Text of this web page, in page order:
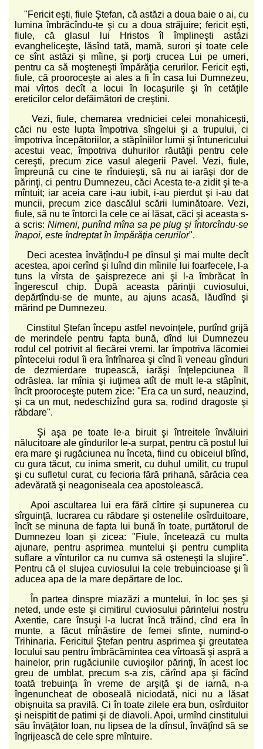
"Fericit eşti, fiule Ştefan, că astăzi a doua baie o ai, cu
lumina îmbrăcîndu-te şi cu a doua străjuire; fericit eşti,
fiule, că glasul lui Hristos îl împlineşti astăzi
evangheliceşte, lăsînd tată, mamă, surori şi toate cele
ce sînt astăzi şi mîine, şi porţi crucea Lui pe umeri,
pentru ca să moşteneşti împărăţia cerurilor. Fericit eşti,
fiule, că prooroceşte ai ales a fi în casa lui Dumnezeu,
mai vîrtos decît a locui în locaşurile şi în cetăţile
ereticilor celor defăimători de creştini.
Vezi, fiule, chemarea vredniciei celei monahiceşti,
căci nu este lupta împotriva sîngelui şi a trupului, ci
împotriva începătoriilor, a stăpîniilor lumii şi întunericului
acestui veac, împotriva duhurilor răutăţii pentru cele
cereşti, precum zice vasul alegerii Pavel. Vezi, fiule,
împreună cu cine te rînduieşti, să nu ai iarăşi dor de
părinţi, ci pentru Dumnezeu, căci Acesta te-a zidit şi te-a
mîntuit; iar aceia care i-au iubit, i-au pierdut şi i-au dat
muncii, precum zice dascălul scării luminătoare. Vezi,
fiule, să nu te întorci la cele ce ai lăsat, căci şi aceasta s-
a scris: Nimeni, punînd mîna sa pe plug şi întorcîndu-se
înapoi, este îndreptat în împărăţia cerurilor".
Deci acestea învăţîndu-l pe dînsul şi mai multe decît
acestea, apoi cerînd şi luînd din mîinile lui foarfecele, l-a
tuns la vîrsta de şaisprezece ani şi l-a îmbrăcat în
îngerescul chip. După aceasta părinţii cuviosului,
depărtîndu-se de munte, au ajuns acasă, lăudînd şi
mărind pe Dumnezeu.
Cinstitul Ştefan începu astfel nevoinţele, purtînd grijă
de merindele pentru fapta bună, dînd lui Dumnezeu
rodul cel potrivit al fiecărei vremi. Iar împotriva lăcomiei
pîntecelui rodul îi era înfrînarea şi cînd îi veneau gînduri
de dezmierdare trupească, iarăşi înţelepciunea îl
odrăslea. Iar mînia şi iuţimea atît de mult le-a stăpînit,
încît prooroceşte putem zice: "Era ca un surd, neauzind,
şi ca un mut, nedeschizînd gura sa, rodind dragoste şi
răbdare".
Şi aşa pe toate le-a biruit şi întreitele învăluiri
nălucitoare ale gîndurilor le-a surpat, pentru că postul lui
era mare şi rugăciunea nu înceta, fiind cu obiceiul blînd,
cu gura tăcut, cu inima smerit, cu duhul umilit, cu trupul
şi cu sufletul curat, cu fecioria fără prihană, sărăcia cea
adevărată şi neagoniseala cea apostolească.
Apoi ascultarea lui era fără cîrtire şi supunerea cu
sîrguinţă, lucrarea cu răbdare şi ostenelile osîrduitoare,
încît se minuna de fapta lui bună în toate, purtătorul de
Dumnezeu Ioan şi zicea: "Fiule, încetează cu multa
ajunare, pentru asprimea muntelui şi pentru cumplita
suflare a vînturilor ca nu cumva să osteneşti la slujire".
Pentru că el slujea cuviosului la cele trebuincioase şi îi
aducea apa de la mare depărtare de loc.
În partea dinspre miazăzi a muntelui, în loc şes şi
neted, unde este şi cimitirul cuviosului părintelui nostru
Axentie, care însuşi l-a lucrat încă trăind, cînd era în
munte, a făcut mînăstire de femei sfinte, numind-o
Trihinaria. Fericitul Ştefan pentru asprimea şi greutatea
locului sau pentru îmbrăcămintea cea vîrtoasă şi aspră a
hainelor, prin rugăciunile cuvioşilor părinţi, în acest loc
greu de umblat, precum s-a zis, cărînd apa şi făcînd
toată trebuinţa în vreme de arşiţă şi de iarnă, n-a
îngenuncheat de oboseală niciodată, nici nu a lăsat
obişnuita sa pravilă. Ci în toate zilele era bun, osîrduitor
şi neispitit de patimi şi de diavoli. Apoi, urmînd cinstitului
său învăţător Ioan, nu lipsea de la dînsul, învăţînd să se
îngrijească de cele spre mîntuire.